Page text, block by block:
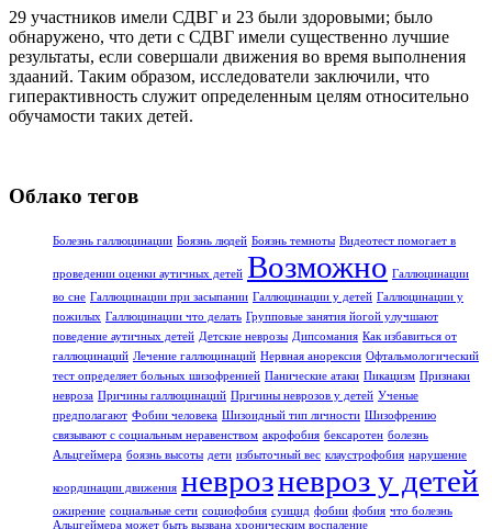
29 участников имели СДВГ и 23 были здоровыми; было
обнаружено, что дети с СДВГ имели существенно лучшие
результаты, если совершали движения во время выполнения
здааний. Таким образом, исследователи заключили, что
гиперактивность служит определенным целям относительно
обучамости таких детей.
Облако тегов
Болезнь галлюцинации Боязнь людей Боязнь темноты Видеотест помогает в
проведении оценки аутичных детей Возможно Галлюцинации
во сне Галлюцинации при засыпании Галлюцинации у детей Галлюцинации у
пожилых Галлюцинации что делать Групповые занятия йогой улучшают
поведение аутичных детей Детские неврозы Дипсомания Как избавиться от
галлюцинаций Лечение галлюцинаций Нервная анорексия Офтальмологический
тест определяет больных шизофренией Панические атаки Пикацизм Признаки
невроза Причины галлюцинаций Причины неврозов у детей Ученые
предполагают Фобии человека Шизоидный тип личности Шизофрению
связывают с социальным неравенством акрофобия бексаротен болезнь
Альцгеймера боязнь высоты дети избыточный вес клаустрофобия нарушение
координации движения неврозневроз у детей
ожирение социальные сети социофобия суицид фобии фобия что болезнь
Альцгеймера может быть вызвана хроническим воспаление